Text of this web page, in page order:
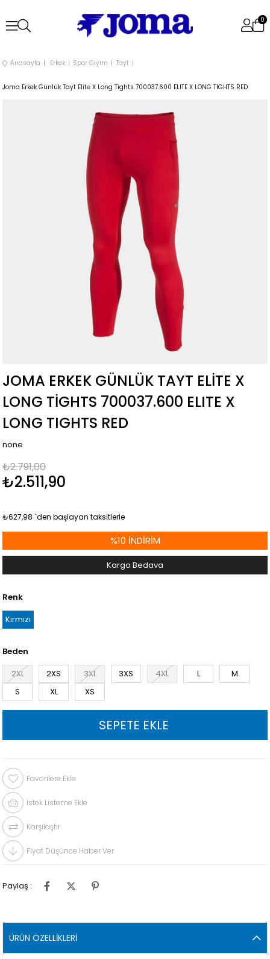
0
Anasayfa Erkek Spor Giyim Tayt
Joma Erkek Günlük Tayt Elite X Long Tights 700037.600 ELITE X LONG TIGHTS RED
JOMA ERKEK GÜNLÜK TAYT ELITE X
LONG TIGHTS 700037.600 ELITE X
LONG TIGHTS RED
none
₺2.791,00
₺2.511,90
₺627,98 `den başlayan taksitlerle
%10 İNDIRIM
Kargo Bedava
Renk
Kırmızı
Beden
2XL
2XS 3XL 3XS 4XL L
M
S
XL XS
Favorilere Ekle
İstek Listeme Ekle
Karşılaştır
Fiyat Düşünce Haber Ver
Paylaş :
ÜRÜN ÖZELLIKLERI